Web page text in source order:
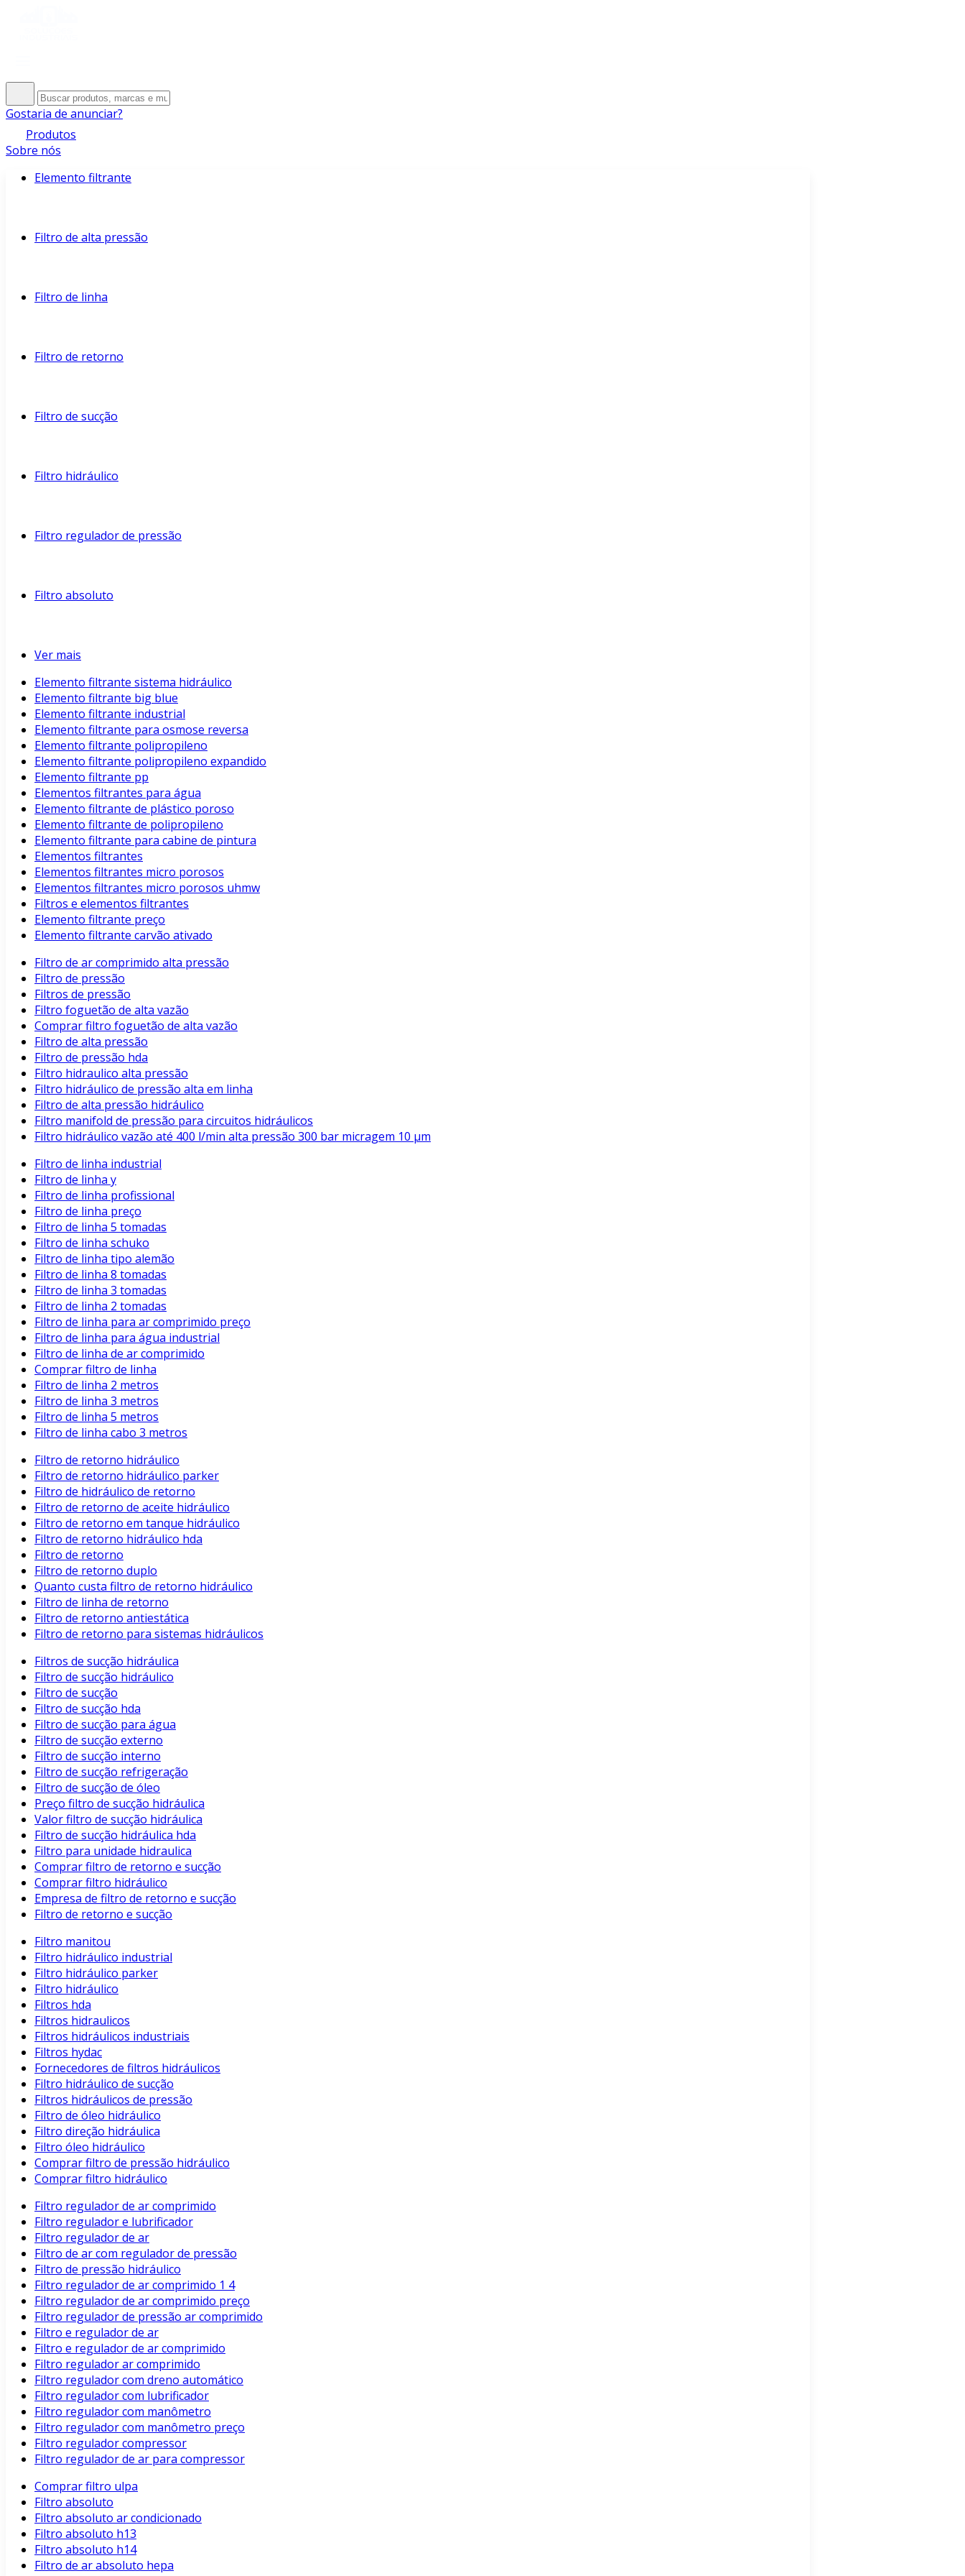
Gostaria de anunciar?
Produtos
Sobre nós
Elemento filtrante
Filtro de alta pressão
Filtro de linha
Filtro de retorno
Filtro de sucção
Filtro hidráulico
Filtro regulador de pressão
Filtro absoluto
Ver mais
Elemento filtrante sistema hidráulico
Elemento filtrante big blue
Elemento filtrante industrial
Elemento filtrante para osmose reversa
Elemento filtrante polipropileno
Elemento filtrante polipropileno expandido
Elemento filtrante pp
Elementos filtrantes para água
Elemento filtrante de plástico poroso
Elemento filtrante de polipropileno
Elemento filtrante para cabine de pintura
Elementos filtrantes
Elementos filtrantes micro porosos
Elementos filtrantes micro porosos uhmw
Filtros e elementos filtrantes
Elemento filtrante preço
Elemento filtrante carvão ativado
Filtro de ar comprimido alta pressão
Filtro de pressão
Filtros de pressão
Filtro foguetão de alta vazão
Comprar filtro foguetão de alta vazão
Filtro de alta pressão
Filtro de pressão hda
Filtro hidraulico alta pressão
Filtro hidráulico de pressão alta em linha
Filtro de alta pressão hidráulico
Filtro manifold de pressão para circuitos hidráulicos
Filtro hidráulico vazão até 400 l/min alta pressão 300 bar micragem 10 μm
Filtro de linha industrial
Filtro de linha y
Filtro de linha profissional
Filtro de linha preço
Filtro de linha 5 tomadas
Filtro de linha schuko
Filtro de linha tipo alemão
Filtro de linha 8 tomadas
Filtro de linha 3 tomadas
Filtro de linha 2 tomadas
Filtro de linha para ar comprimido preço
Filtro de linha para água industrial
Filtro de linha de ar comprimido
Comprar filtro de linha
Filtro de linha 2 metros
Filtro de linha 3 metros
Filtro de linha 5 metros
Filtro de linha cabo 3 metros
Filtro de retorno hidráulico
Filtro de retorno hidráulico parker
Filtro de hidráulico de retorno
Filtro de retorno de aceite hidráulico
Filtro de retorno em tanque hidráulico
Filtro de retorno hidráulico hda
Filtro de retorno
Filtro de retorno duplo
Quanto custa filtro de retorno hidráulico
Filtro de linha de retorno
Filtro de retorno antiestática
Filtro de retorno para sistemas hidráulicos
Filtros de sucção hidráulica
Filtro de sucção hidráulico
Filtro de sucção
Filtro de sucção hda
Filtro de sucção para água
Filtro de sucção externo
Filtro de sucção interno
Filtro de sucção refrigeração
Filtro de sucção de óleo
Preço filtro de sucção hidráulica
Valor filtro de sucção hidráulica
Filtro de sucção hidráulica hda
Filtro para unidade hidraulica
Comprar filtro de retorno e sucção
Comprar filtro hidráulico
Empresa de filtro de retorno e sucção
Filtro de retorno e sucção
Filtro manitou
Filtro hidráulico industrial
Filtro hidráulico parker
Filtro hidráulico
Filtros hda
Filtros hidraulicos
Filtros hidráulicos industriais
Filtros hydac
Fornecedores de filtros hidráulicos
Filtro hidráulico de sucção
Filtros hidráulicos de pressão
Filtro de óleo hidráulico
Filtro direção hidráulica
Filtro óleo hidráulico
Comprar filtro de pressão hidráulico
Comprar filtro hidráulico
Filtro regulador de ar comprimido
Filtro regulador e lubrificador
Filtro regulador de ar
Filtro de ar com regulador de pressão
Filtro de pressão hidráulico
Filtro regulador de ar comprimido 1 4
Filtro regulador de ar comprimido preço
Filtro regulador de pressão ar comprimido
Filtro e regulador de ar
Filtro e regulador de ar comprimido
Filtro regulador ar comprimido
Filtro regulador com dreno automático
Filtro regulador com lubrificador
Filtro regulador com manômetro
Filtro regulador com manômetro preço
Filtro regulador compressor
Filtro regulador de ar para compressor
Comprar filtro ulpa
Filtro absoluto
Filtro absoluto ar condicionado
Filtro absoluto h13
Filtro absoluto h14
Filtro de ar absoluto hepa